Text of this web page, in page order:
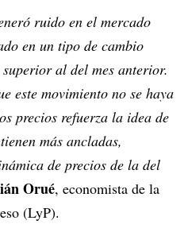
ruido en el mercado
en un tipo de cambio
al del mes anterior.
este movimiento no se haya
precios refuerza la idea de
más ancladas,
de precios de la del
Orué, economista de la
(LyP).